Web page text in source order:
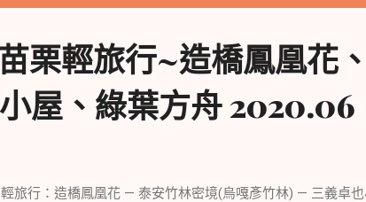
栗輕旅行~造橋鳳凰花
屋、綠葉方舟 2020.06
輕旅行：造橋鳳凰花 — 泰安竹林密境(烏嘎彥竹林) — 三義